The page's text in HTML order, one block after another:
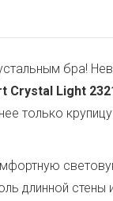
бра!
Crystal Light
только
длинной